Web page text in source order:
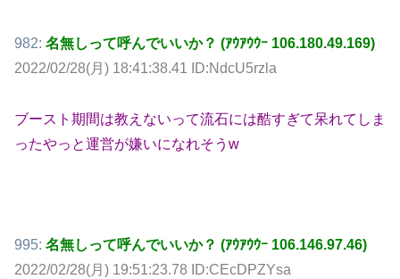
982: 名無しって呼んでいいか？ (ｱｳｱｳｳｰ 106.180.49.169)
2022/02/28(月) 18:41:38.41 ID:NdcU5rzla
ブースト期間は教えないって流石には酷すぎて呆れてしま
ったやっと運営が嫌いになれそうw
995: 名無しって呼んでいいか？ (ｱｳｱｳｳｰ 106.146.97.46)
2022/02/28(月) 19:51:23.78 ID:CEcDPZYsa